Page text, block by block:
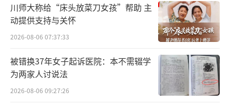
川师大称给“床头放菜刀女孩”帮助 主
动提供支持与关怀
2026-08-06 07:37:33
被错换37年女子起诉医院：本不需辍学
为两家人讨说法
2026-08-06 09:27:26